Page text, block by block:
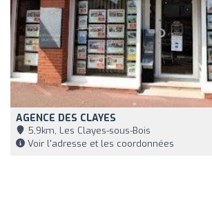
AGENCE DES CLAYES
5,9km, Les Clayes-sous-Bois
Voir l'adresse et les coordonnées